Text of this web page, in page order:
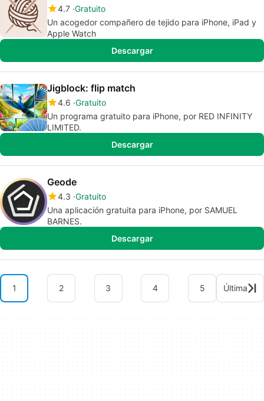
4.7 Gratuito
Un acogedor compañero de tejido para iPhone, iPad y
Apple Watch
Descargar
Jigblock: flip match
4.6 Gratuito
Un programa gratuito para iPhone, por RED INFINITY
LIMITED.
Descargar
Geode
4.3 Gratuito
Una aplicación gratuita para iPhone, por SAMUEL
BARNES.
Descargar
1 2 3 4 5 Última